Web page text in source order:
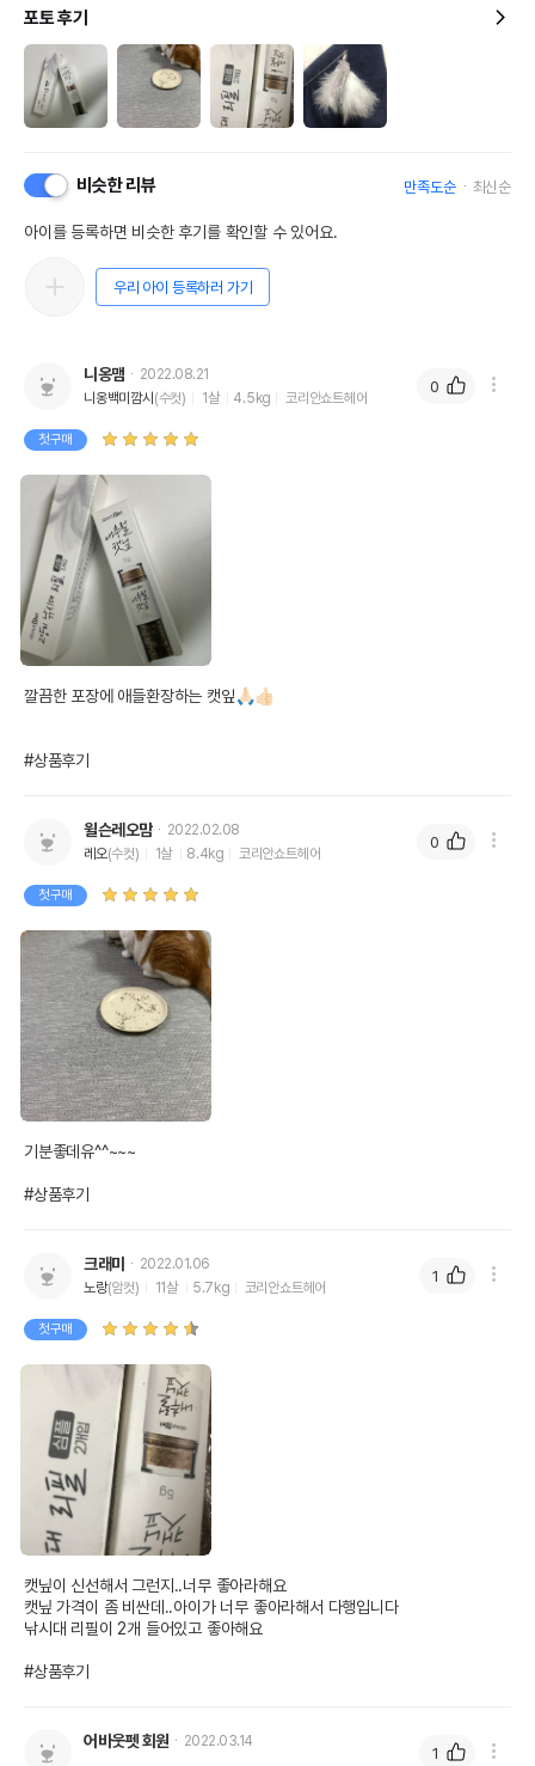
포토 후기
비슷한 리뷰 만족도순 최신순
아이를 등록하면 비슷한 후기를 확인할 수 있어요.
우리 아이 등록하러 가기
니옹맴
2022.08.21
니옹백미깜시 (수컷) 1살 4.5kg 코리안쇼트헤어
첫구매
깔끔한 포장에 애들환장하는 캣잎🙏🏻👍🏻
#상품후기
0
윌슨레오맘
2022.02.08
레오(수컷) 1살 8.4kg 코리안쇼트헤어
첫구매
기분좋데유^^~~~
#상품후기
0
크래미
2022.01.06
노랑(암컷) 11살 5.7kg 코리안쇼트헤어
첫구매
캣닢이 신선해서 그런지..너무 좋아라해요
캣닢 가격이 좀 비싼데..아이가 너무 좋아라해서 다행입니다
낚시대 리필이 2개 들어있고 좋아해요
#상품후기
1
어바웃펫 회원 2022.03.14
1